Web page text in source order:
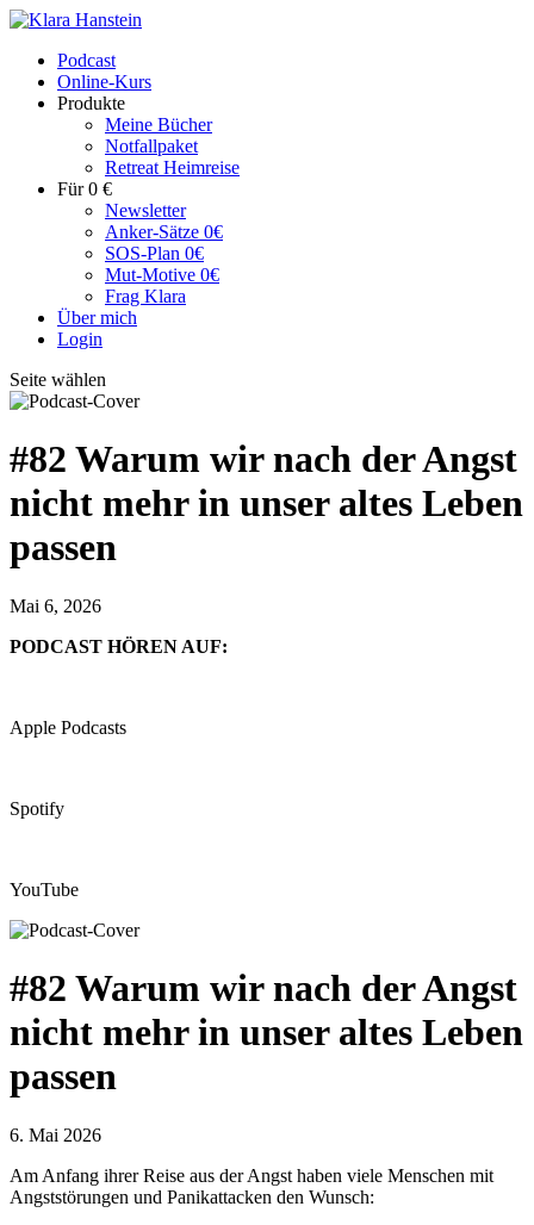
Podcast
Online-Kurs
Produkte
Meine Bücher
Notfallpaket
Retreat Heimreise
Für 0 €
Newsletter
Anker-Sätze 0€
SOS-Plan 0€
Mut-Motive 0€
Frag Klara
Über mich
Login
Seite wählen
#82 Warum wir nach der Angst
nicht mehr in unser altes Leben
passen
Mai 6, 2026
PODCAST HÖREN AUF:
Apple Podcasts
Spotify
YouTube
#82 Warum wir nach der Angst
nicht mehr in unser altes Leben
passen
6. Mai 2026
Am Anfang ihrer Reise aus der Angst haben viele Menschen mit
Angststörungen und Panikattacken den Wunsch: